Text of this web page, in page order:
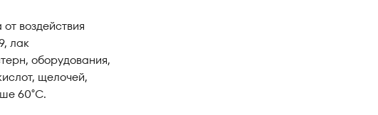
воздействия
лак
оборудования,
щелочей,
60°С.